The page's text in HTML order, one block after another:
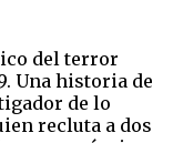
del terror
Una historia de
de lo
recluta a dos